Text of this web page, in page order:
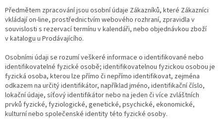
Předmětem zpracování jsou osobní údaje Zákazníků, které Zákazníci
vkládají on-line, prostřednictvím webového rozhraní, zpravidla v
souvislosti s rezervací termínu v kalendáři, nebo objednávkou zboží
v katalogu u Prodávajícího.
Osobními údaji se rozumí veškeré informace o identifikované nebo
identifikovatelné fyzické osobě; identifikovatelnou fyzickou osobou je
fyzická osoba, kterou lze přímo či nepřímo identifikovat, zejména
odkazem na určitý identifikátor, například jméno, identifikační číslo,
lokační údaje, síťový identifikátor nebo na jeden či více zvláštních
prvků fyzické, fyziologické, genetické, psychické, ekonomické,
kulturní nebo společenské identity této fyzické osoby.